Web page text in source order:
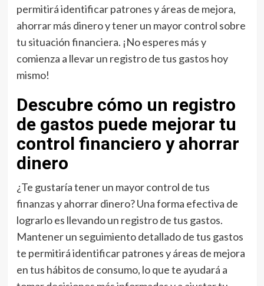
permitirá identificar patrones y áreas de mejora,
ahorrar más dinero y tener un mayor control sobre
tu situación financiera. ¡No esperes más y
comienza a llevar un registro de tus gastos hoy
mismo!
Descubre cómo un registro
de gastos puede mejorar tu
control financiero y ahorrar
dinero
¿Te gustaría tener un mayor control de tus
finanzas y ahorrar dinero? Una forma efectiva de
lograrlo es llevando un registro de tus gastos.
Mantener un seguimiento detallado de tus gastos
te permitirá identificar patrones y áreas de mejora
en tus hábitos de consumo, lo que te ayudará a